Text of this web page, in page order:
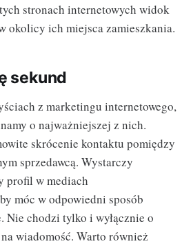
stronach internetowych widok
okolicy ich miejsca zamieszkania.
sekund
z marketingu internetowego,
o najważniejszej z nich.
skrócenie kontaktu pomiędzy
sprzedawcą. Wystarczy
profil w mediach
móc w odpowiedni sposób
Nie chodzi tylko i wyłącznie o
wiadomość. Warto również